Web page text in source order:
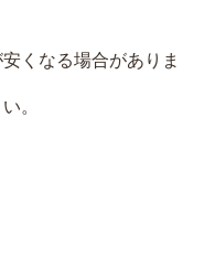
くなる場合がありま
。